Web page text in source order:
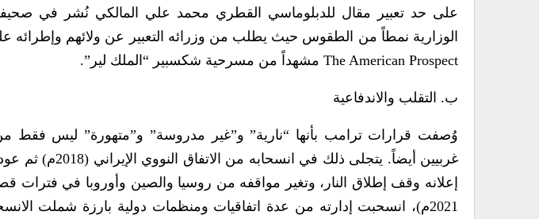
على حد تعبير مقال للدبلوماسي القطري محمد علي المالكي نُشر في
الوزارية نمطاً من الطقوس حيث يطلب من وزرائه التعبير عن ولائهم وإطرائه
The American Prospect مشهداً من مسرحية شكسبير “الملك لير”.
ب. التقلب والاندفاعية
وُصفت قرارات ترامب بأنها “نارية” و”غير مدروسة” و”متهورة” ليس
غربيين أيضاً. يتجلى
2021م)، انسحبت إدارته من عدة اتفاقيات ومنظمات دولية بارزة شملت